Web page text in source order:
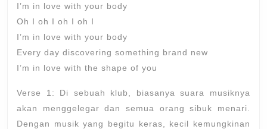
I’m in love with your body
Oh I oh I oh I oh I
I’m in love with your body
Every day discovering something brand new
I’m in love with the shape of you
Verse 1: Di sebuah klub, biasanya suara musiknya
akan menggelegar dan semua orang sibuk menari.
Dengan musik yang begitu keras, kecil kemungkinan